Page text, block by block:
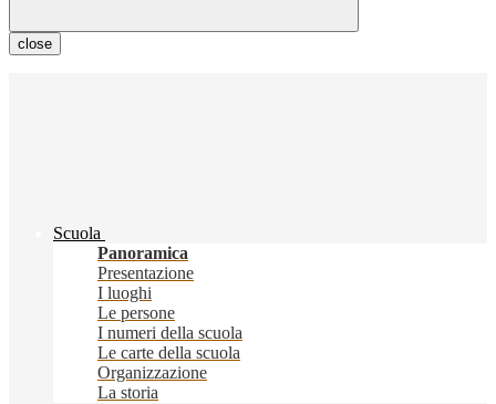
close
Scuola
Panoramica
Presentazione
I luoghi
Le persone
I numeri della scuola
Le carte della scuola
Organizzazione
La storia